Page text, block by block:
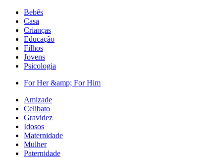
Bebês
Casa
Crianças
Educação
Filhos
Jovens
Psicologia
For Her &amp; For Him
Amizade
Celibato
Gravidez
Idosos
Maternidade
Mulher
Paternidade